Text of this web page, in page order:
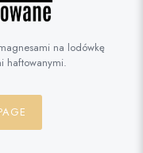
na lodówkę
haftowanymi.